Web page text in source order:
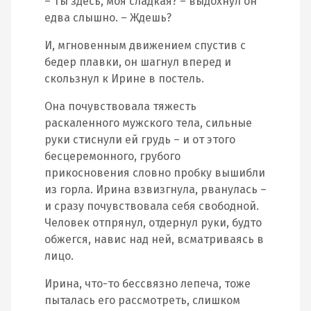
едва слышно. – Ждешь?
И, мгновенным движением спустив с
бедер плавки, он шагнул вперед и
скользнул к Ирине в постель.
Она почувствовала тяжесть
раскаленного мужского тела, сильные
руки стиснули ей грудь – и от этого
бесцеремонного, грубого
прикосновения словно пробку вышибли
из горла. Ирина взвизгнула, рванулась –
и сразу почувствовала себя свободной.
Человек отпрянул, отдернул руки, будто
обжегся, навис над ней, всматриваясь в
лицо.
Ирина, что-то бессвязно лепеча, тоже
пыталась его рассмотреть, слишком